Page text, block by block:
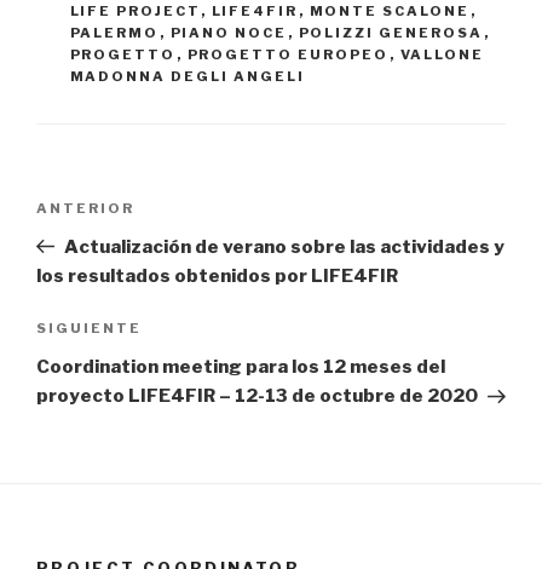
LIFE PROJECT , LIFE4FIR , MONTE SCALONE ,
PALERMO , PIANO NOCE , POLIZZI GENEROSA ,
PROGETTO , PROGETTO EUROPEO , VALLONE
MADONNA DEGLI ANGELI
entradas
Entrada
anterior:
ANTERIOR
Actualización de verano sobre las actividades y
los resultados obtenidos por LIFE4FIR
Siguiente
entrada
SIGUIENTE
Coordination meeting para los 12 meses del
proyecto LIFE4FIR – 12-13 de octubre de 2020